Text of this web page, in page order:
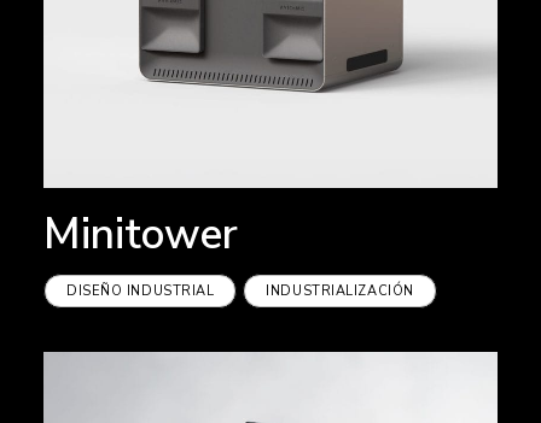
Minitower
DISEÑO INDUSTRIAL INDUSTRIALIZACIÓN